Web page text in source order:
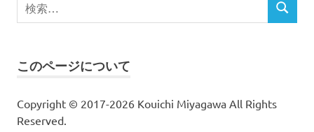
索
検
このページについて
Copyright © 2017-2026 Kouichi Miyagawa All Rights
Reserved.